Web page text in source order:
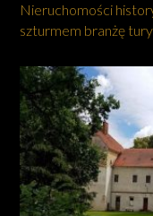
Nieruchomości
szturmem branżę